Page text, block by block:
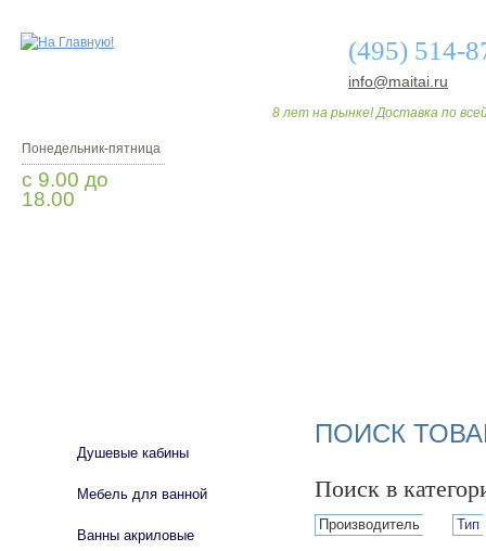
(495) 514-
info@maitai.ru
8 лет на рынке! Доставка по
Понедельник-пятница
с 9.00 до
18.00
ПОИСК
Поиск в
Производитель Тип
Душевые кабины
Мебель для ванной
Ванны акриловые